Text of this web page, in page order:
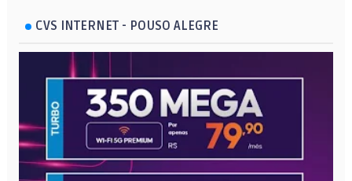
CVS INTERNET - POUSO ALEGRE